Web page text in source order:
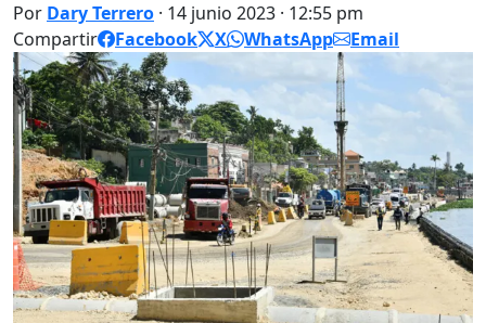
Por Dary Terrero · 14 junio 2023 · 12:55 pm
Compartir
Facebook X WhatsApp Email